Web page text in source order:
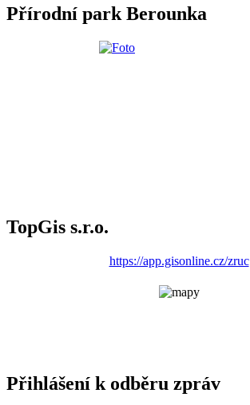
Přírodní park Berounka
TopGis s.r.o.
https://app.gisonline.cz/zruc
Přihlášení k odběru zpráv